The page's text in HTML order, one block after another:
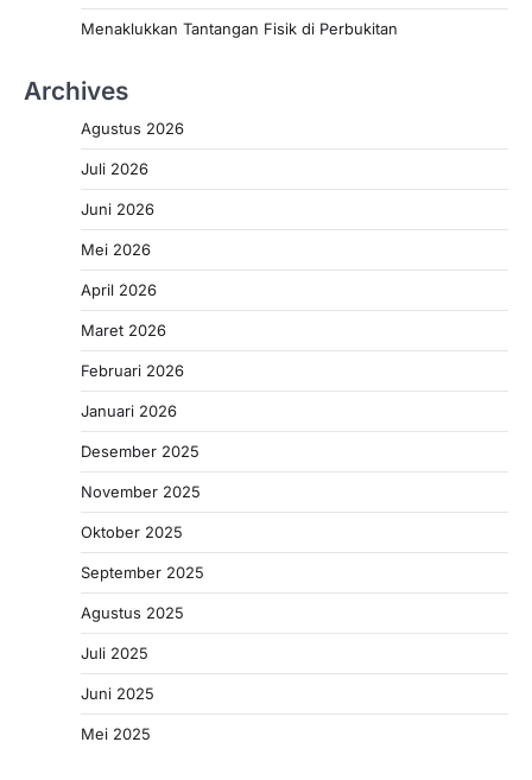
Menaklukkan Tantangan Fisik di Perbukitan
Archives
Agustus 2026
Juli 2026
Juni 2026
Mei 2026
April 2026
Maret 2026
Februari 2026
Januari 2026
Desember 2025
November 2025
Oktober 2025
September 2025
Agustus 2025
Juli 2025
Juni 2025
Mei 2025